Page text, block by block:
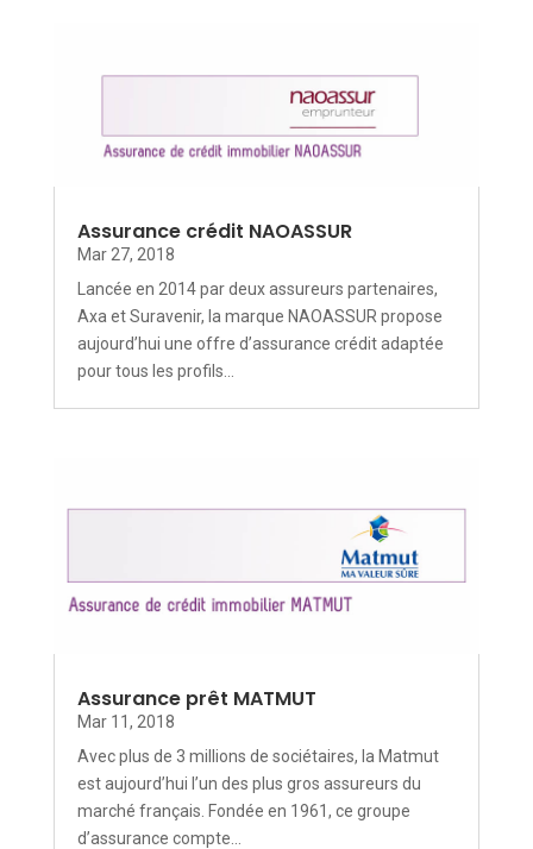
Assurance crédit NAOASSUR
Mar 27, 2018
Lancée en 2014 par deux assureurs partenaires,
Axa et Suravenir, la marque NAOASSUR propose
aujourd’hui une offre d’assurance crédit adaptée
pour tous les profils...
Assurance prêt MATMUT
Mar 11, 2018
Avec plus de 3 millions de sociétaires, la Matmut
est aujourd’hui l’un des plus gros assureurs du
marché français. Fondée en 1961, ce groupe
d’assurance compte...